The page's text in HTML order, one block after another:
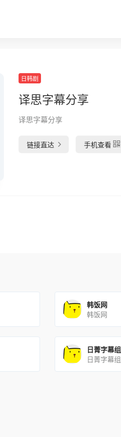
日韩剧
译思字幕分享
译思字幕分享
链接直达 手机查看
韩饭网
韩饭网
日菁字幕组
日菁字幕组